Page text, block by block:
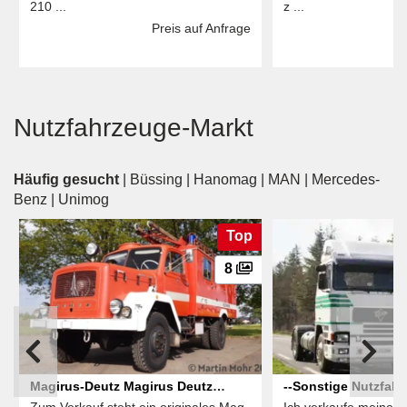
210 ...
Preis auf Anfrage
z ...
Nutzfahrzeuge-Markt
Häufig gesucht Büssing Hanomag MAN
Mercedes-
Benz
Unimog
Top
8
Magirus-Deutz Magirus Deutz
--Sonstige